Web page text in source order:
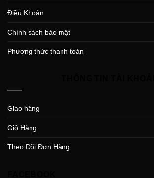
Điều Khoản
Chính sách bảo mật
Phương thức thanh toán
Giao hàng
Giỏ Hàng
Theo Dõi Đơn Hàng